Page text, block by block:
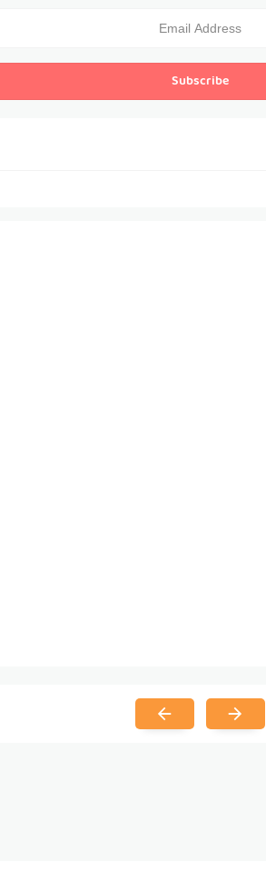
Subscribe